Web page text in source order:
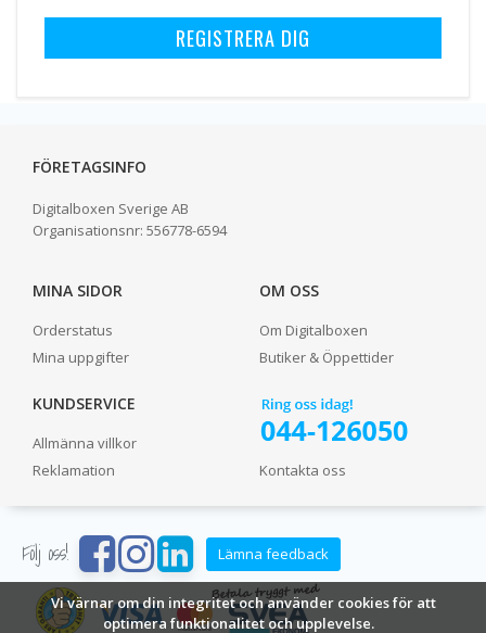
Vi värnar om din integritet och använder cookies för att
optimera funktionalitet och upplevelse.
REGISTRERA DIG
FÖRETAGSINFO
Digitalboxen Sverige AB
Organisationsnr: 556778-6594
MINA SIDOR
Orderstatus
Mina uppgifter
OM OSS
Om Digitalboxen
Butiker & Öppettider
KUNDSERVICE
Allmänna villkor
Reklamation
Kontakta oss
Följ oss! Lämna feedback